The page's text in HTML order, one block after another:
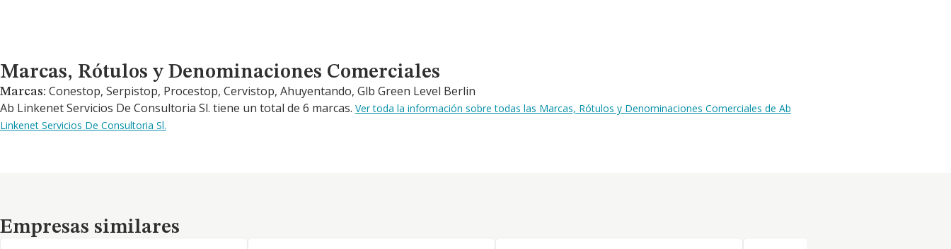
Marcas, Rótulos y Denominaciones Comerciales
Marcas, Rótulos y Denominaciones Comerciales
Marcas: Conestop, Serpistop, Procestop, Cervistop, Ahuyentando, Glb Green Level Berlin
Ab Linkenet Servicios De Consultoria Sl. tiene un total de 6 marcas. Ver toda la información sobre todas las Marcas, Rótulos y Denominaciones Comerciales de Ab
Linkenet Servicios De Consultoria Sl.
Empresas similares
Empresas similares